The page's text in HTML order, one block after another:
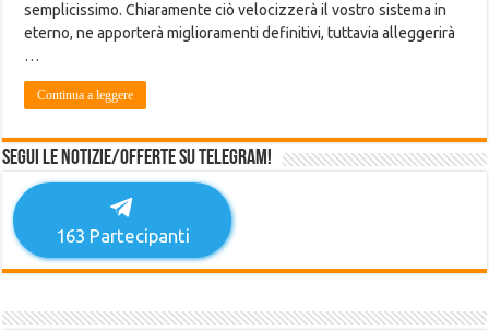
semplicissimo. Chiaramente ciò velocizzerà il vostro sistema in
eterno, ne apporterà miglioramenti definitivi, tuttavia alleggerirà
…
Continua a leggere
Segui le notizie/offerte su Telegram!
163 Partecipanti